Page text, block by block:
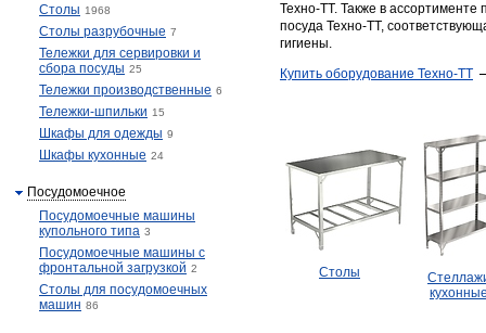
Техно-ТТ. Также в ассортименте
посуда Техно-ТТ,
гигиены.
​Купить оборудование Техно-ТТ
Столы
Столы 1968
Столы разрубочные 7
Тележки для сервировки и
сбора посуды 25
Тележки производственные 6
Тележки-шпильки 15
Шкафы для одежды 9
Шкафы кухонные 24
Посудомоечное
Посудомоечные машины
купольного типа 3
Посудомоечные машины с
фронтальной загрузкой 2
Столы для посудомоечных
машин 86